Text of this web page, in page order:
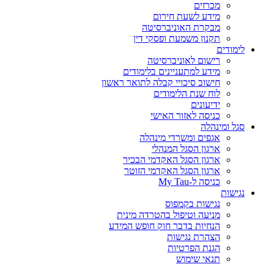
מכרזים
מידע לשעת חירום
מבקרת האוניברסיטה
תקנון משמעת ופסקי דין
לימודים
רישום לאוניברסיטה
מידע למתעניינים בלימודים
חישוב סיכויי קבלה לתואר ראשון
לוח שנת הלימודים
ידיעונים
כניסה לאזור האישי
סגל ומינהלה
אגפים ומשרדי מינהלה
ארגון הסגל המנהלי
ארגון הסגל האקדמי הבכיר
ארגון הסגל האקדמי הזוטר
כניסה ל-My Tau
נגישות
נגישות בקמפוס
מניעה וטיפול בהטרדה מינית
הנחיות בדבר חוק חופש המידע
הצהרת נגישות
הגנת הפרטיות
תנאי שימוש